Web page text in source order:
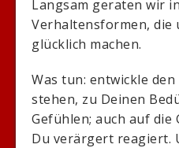
Langsam geraten wir
Verhaltensformen, die
glücklich machen.
Was tun: entwickle
stehen, zu Deinen
Gefühlen; auch auf die
Du verärgert reagiert.